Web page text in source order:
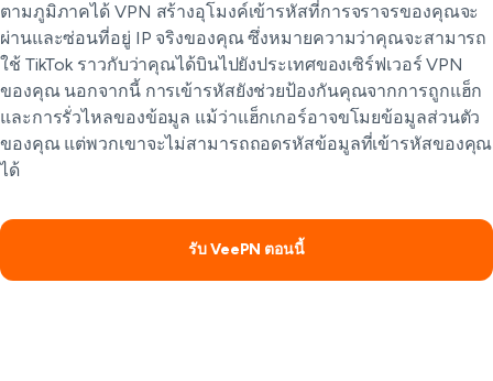
ตามภูมิภาคได้ VPN สร้างอุโมงค์เข้ารหัสที่การจราจรของคุณจะ
ผ่านและซ่อนที่อยู่ IP จริงของคุณ ซึ่งหมายความว่าคุณจะสามารถ
ใช้ TikTok ราวกับว่าคุณได้บินไปยังประเทศของเซิร์ฟเวอร์ VPN
ของคุณ นอกจากนี้ การเข้ารหัสยังช่วยป้องกันคุณจากการถูกแฮ็ก
และการรั่วไหลของข้อมูล แม้ว่าแฮ็กเกอร์อาจขโมยข้อมูลส่วนตัว
ของคุณ แต่พวกเขาจะไม่สามารถถอดรหัสข้อมูลที่เข้ารหัสของคุณ
ได้
รับ VeePN ตอนนี้